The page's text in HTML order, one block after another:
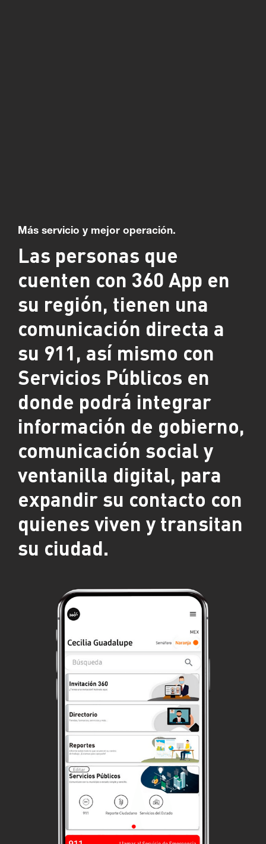
Más servicio y mejor operación.
Las personas que
cuenten con 360 App en
su región, tienen una
comunicación directa a
su 911, así mismo con
Servicios Públicos en
donde podrá integrar
información de gobierno,
comunicación social y
ventanilla digital, para
expandir su contacto con
quienes viven y transitan
su ciudad.